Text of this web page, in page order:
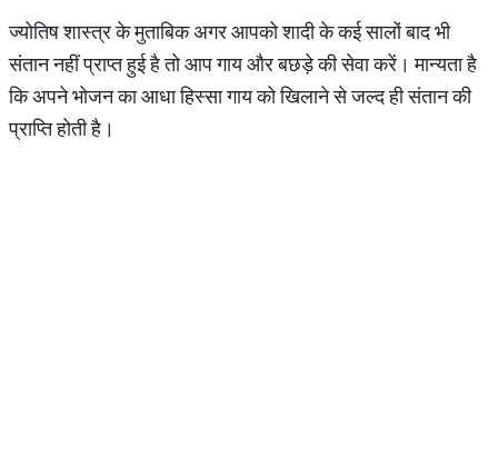
ज्योतिष शास्त्र के मुताबिक अगर आपको शादी के कई सालों बाद भी
संतान नहीं प्राप्त हुई है तो आप गाय और बछड़े की सेवा करें। मान्यता है
कि अपने भोजन का आधा हिस्सा गाय को खिलाने से जल्द ही संतान की
प्राप्ति होती है।